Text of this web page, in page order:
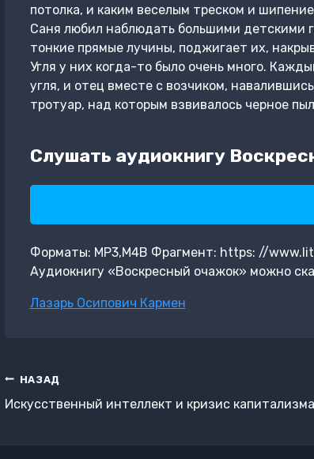
потолка, и каким веселым треском и
Саня любил наблюдать большими детскими
тонкие прямые лучины, поджигает их,
Угля у них когда-то было очень много.
угля, и отец вместе с возчиком,
тротуар, над которым взвивалось черное
Слушать аудиокнигу
Форматы: MP3,M4B Фрагмент: https: //
Аудиокнигу «Воскресный очажок» можно
Метки
Лазарь Осипович Кармен
Навигация
по
НАЗАД
Искусственный интеллект и кризис капитализма